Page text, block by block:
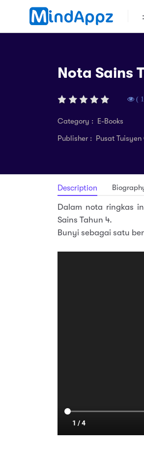
Nota Sains
(
Category : E-Books
Publisher : Pusat Tuisyen
Description
Dalam nota ringkas
Sains Tahun 4.
Bunyi sebagai satu